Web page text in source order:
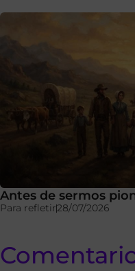
Antes de sermos
Para refletir28/07/2026